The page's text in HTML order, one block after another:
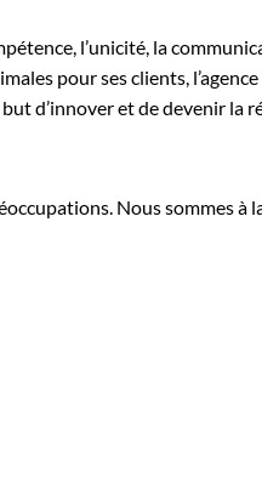
l’unicité, la
pour ses clients,
d’innover et de devenir la
Nous sommes à